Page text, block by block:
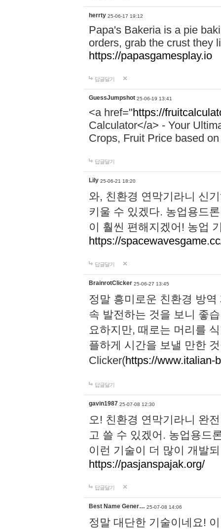
herrty 25-06-17 19:12
Papa's Bakeria is a pie
orders, grab the crust they
https://papasgamesplay.io
답글달기
GuessJumpshot 25-06-19 13:41
<a href="https://
Calculator</a> - Your
Crops, Fruit Price based
답글달기
Lily 25-06-21 18:20
와, 친환경 연막기라니 신
키울 수 있겠다. 농업용드
이 훨씬 편해지겠어! 농업
https://
답글달기
BrainrotClicker 25-06-27 13:45
정말 흥미로운 친환경 방
속 발전하는 것을 보니 좋
요하지만, 때로는 머리를
플하게 시간을 보낼 만한
Clicker(https://www.italian-
답글달기
gavin1987 25-07-08 12:30
오! 친환경 연막기라니 완
고 쓸 수 있겠어. 농업용드
이런 기술이 더 많이 개발
https://pasjanspajak.org/
답글달기
Best Name Gener… 25-07-08 14:06
정말 대단한 기술이네요!